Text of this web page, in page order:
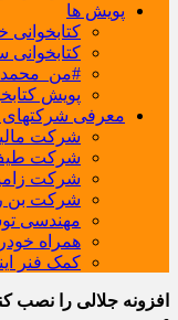
پویش ها
کتابخوانی
کتابخوانی
پویش
معرفی شرکتهای
شرکت
شرکت
شرکت
شرکت بن
مهندسی
همراه
کمک فنر
افزونه جلالی را نصب